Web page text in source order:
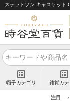
帽子カテゴリ 雑貨カテ
注目